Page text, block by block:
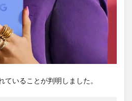
いることが判明しました。